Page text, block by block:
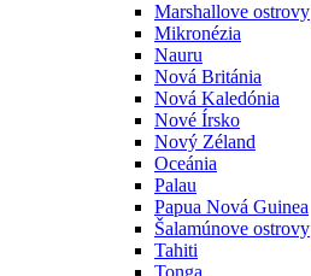
Marshallove ostrovy
Mikronézia
Nauru
Nová Británia
Nová Kaledónia
Nové Írsko
Nový Zéland
Oceánia
Palau
Papua Nová Guinea
Šalamúnove ostrovy
Tahiti
Tonga